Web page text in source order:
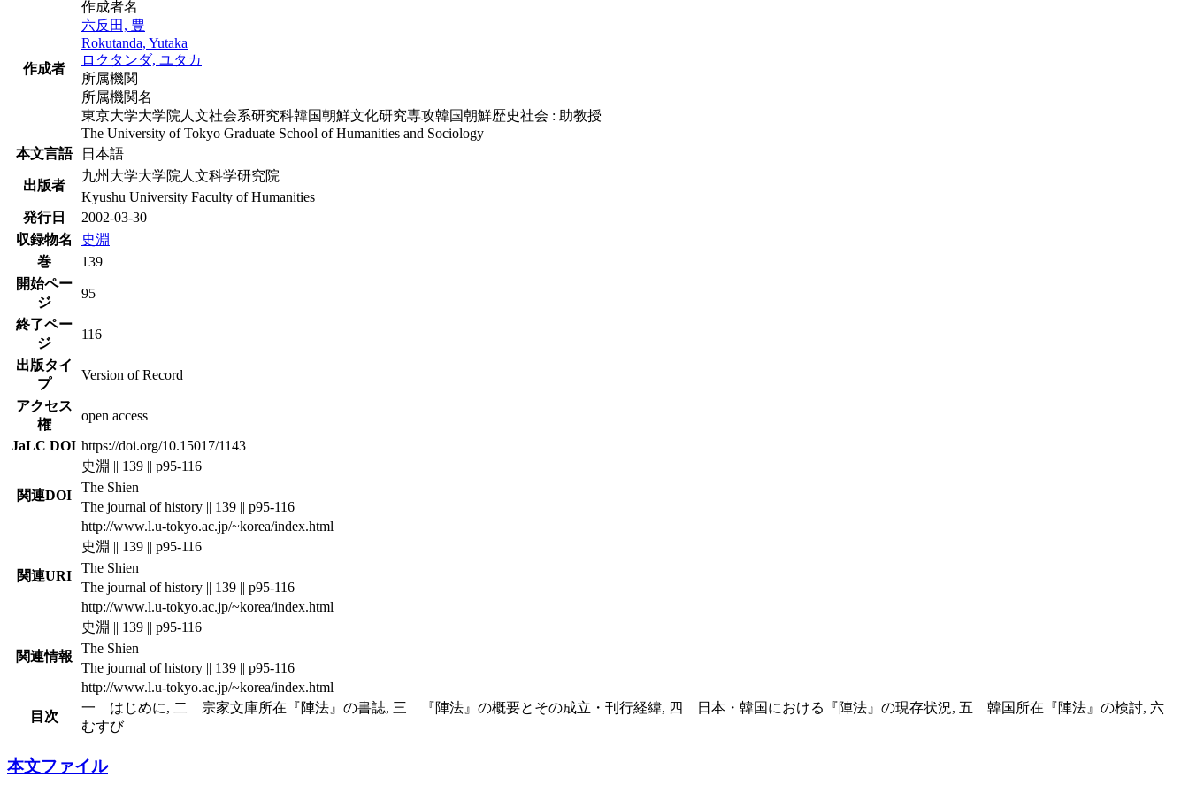
作成者
作成者名
六反田, 豊
Rokutanda, Yutaka
ロクタンダ, ユタカ
所属機関
所属機関名
東京大学大学院人文社会系研究科韓国朝鮮文化研究専攻韓国朝鮮歴史社会 : 助教授
The University of Tokyo Graduate School of Humanities and Sociology
本文言語
日本語
出版者
九州大学大学院人文科学研究院
Kyushu University Faculty of Humanities
発行日
2002-03-30
収録物名
史淵
巻
139
開始ペー
ジ
95
終了ペー
ジ
116
出版タイ
プ
Version of Record
アクセス
権
open access
JaLC DOI https://doi.org/10.15017/1143
関連DOI
史淵 || 139 || p95-116
The Shien
The journal of history || 139 || p95-116
http://www.l.u-tokyo.ac.jp/~korea/index.html
関連URI
史淵 || 139 || p95-116
The Shien
The journal of history || 139 || p95-116
http://www.l.u-tokyo.ac.jp/~korea/index.html
関連情報
史淵 || 139 || p95-116
The Shien
The journal of history || 139 || p95-116
http://www.l.u-tokyo.ac.jp/~korea/index.html
目次
一 はじめに, 二 宗家文庫所在『陣法』の書誌, 三 『陣法』の概要とその成立・刊行経緯, 四 日本・韓国における『陣法』の現存状況, 五 韓国所在『陣法』の検討, 六
むすび
本文ファイル